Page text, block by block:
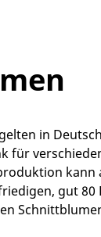
in
für
kann
gut 80